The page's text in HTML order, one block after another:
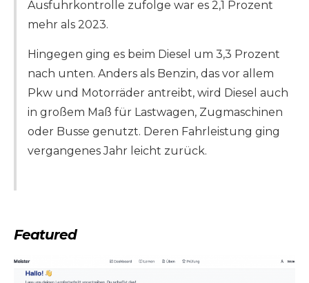
Ausfuhrkontrolle zufolge war es 2,1 Prozent
mehr als 2023.
Hingegen ging es beim Diesel um 3,3 Prozent
nach unten. Anders als Benzin, das vor allem
Pkw und Motorräder antreibt, wird Diesel auch
in großem Maß für Lastwagen, Zugmaschinen
oder Busse genutzt. Deren Fahrleistung ging
vergangenes Jahr leicht zurück.
Featured